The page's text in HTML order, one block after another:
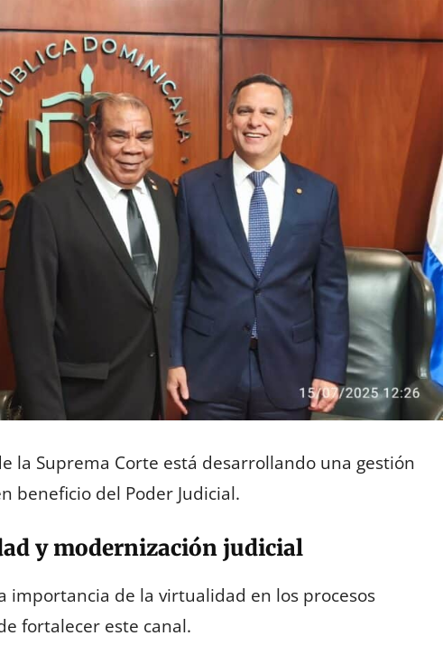
la Suprema Corte está desarrollando una gestión
beneficio del Poder Judicial.
y modernización judicial
importancia de la virtualidad en los procesos
fortalecer este canal.